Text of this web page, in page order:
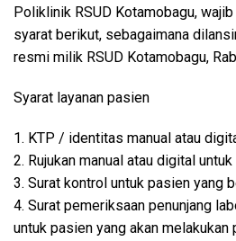
Poliklinik RSUD Kotamobagu,
syarat berikut, sebagaimana
resmi milik RSUD Kotamobagu,
Syarat layanan pasien
1. KTP / identitas manual atau
2. Rujukan manual atau digital
3. Surat kontrol untuk pasien yang
4. Surat pemeriksaan penunjang
untuk pasien yang akan melakukan